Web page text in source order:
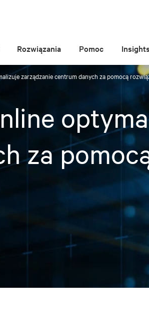
Rozwiązania Pomoc Insights
zarządzanie centrum danych za pomocą
za